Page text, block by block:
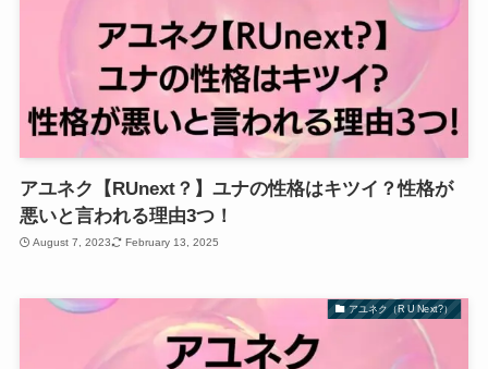
アユネク【RUnext？】ユナの性格はキツイ？性格が
悪いと言われる理由3つ！
August 7, 2023 February 13, 2025
アユネク（R U Next?）